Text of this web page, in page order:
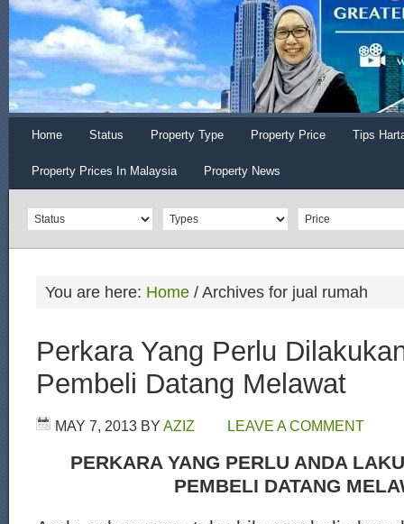
Home Status Property Type Property Price Tips
Property Prices In Malaysia Property News
You are here: Home / Archives for jual rumah
Perkara Yang Perlu
Pembeli Datang Melawat
MAY 7, 2013 BY AZIZ LEAVE A COMMENT
PERKARA YANG PERLU ANDA
PEMBELI DATANG